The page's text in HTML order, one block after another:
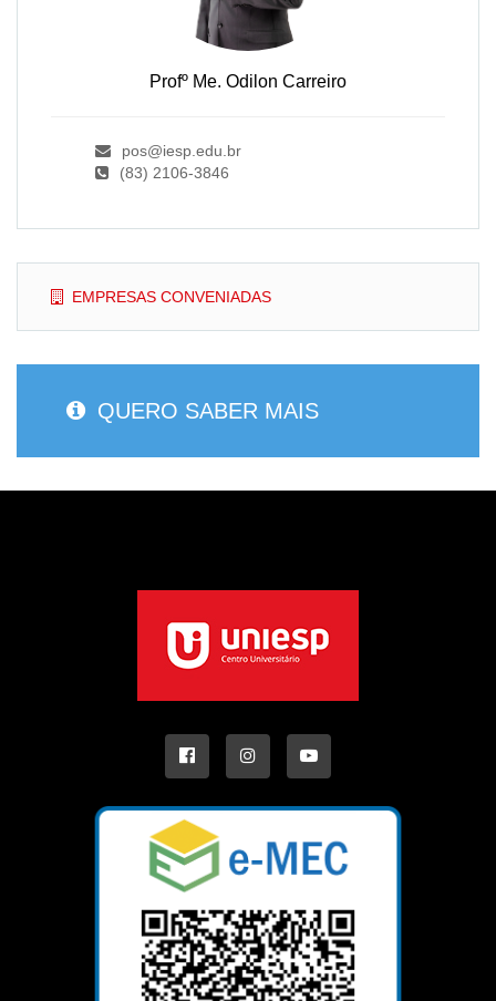
Profº Me. Odilon Carreiro
pos@iesp.edu.br
(83) 2106-3846
EMPRESAS CONVENIADAS
QUERO SABER MAIS